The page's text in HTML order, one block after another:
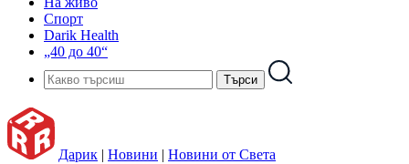
Спорт
Darik Health
„40 до 40“
Дарик | Новини | Новини от Света